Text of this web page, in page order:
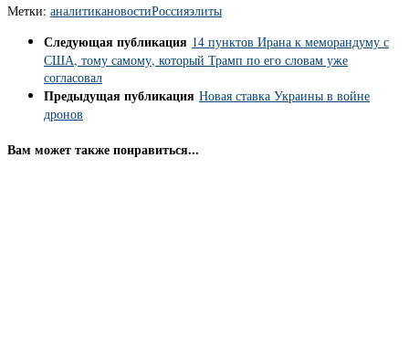
Метки: аналитикановостиРоссияэлиты
Следующая публикация 14 пунктов Ирана к меморандуму с
США, тому самому, который Трамп по его словам уже
согласовал
Предыдущая публикация Новая ставка Украины в войне
дронов
Вам может также понравиться...